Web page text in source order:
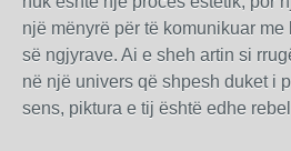
një mënyrë për të komunikuar
së ngjyrave. Ai e sheh artin si
në një univers që shpesh duket i
sens, piktura e tij është edhe